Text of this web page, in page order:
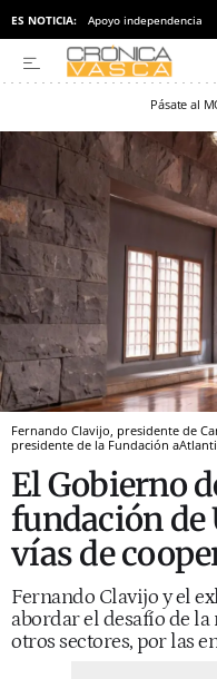
ES NOTICIA: Apoyo independencia
Pásate al
Fernando Clavijo, presidente de
presidente de la Fundación
El Gobierno
fundación
vías de
Fernando Clavijo y el
abordar el desafío de
otros sectores, por las